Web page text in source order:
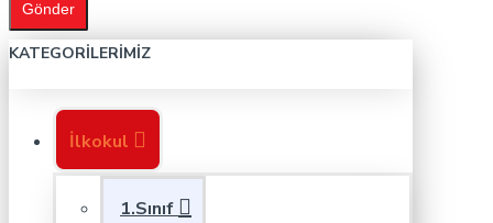
Gönder
KATEGORILERIMIZ
İlkokul
1.Sınıf